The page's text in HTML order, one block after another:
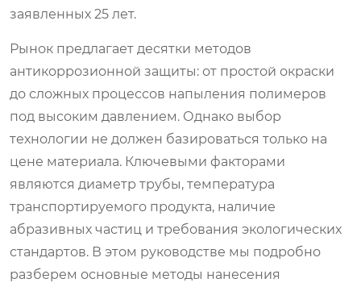
заявленных 25 лет.
Рынок предлагает десятки методов
антикоррозионной защиты: от простой окраски
до сложных процессов напыления полимеров
под высоким давлением. Однако выбор
технологии не должен базироваться только на
цене материала. Ключевыми факторами
являются диаметр трубы, температура
транспортируемого продукта, наличие
абразивных частиц и требования экологических
стандартов. В этом руководстве мы подробно
разберем основные методы нанесения